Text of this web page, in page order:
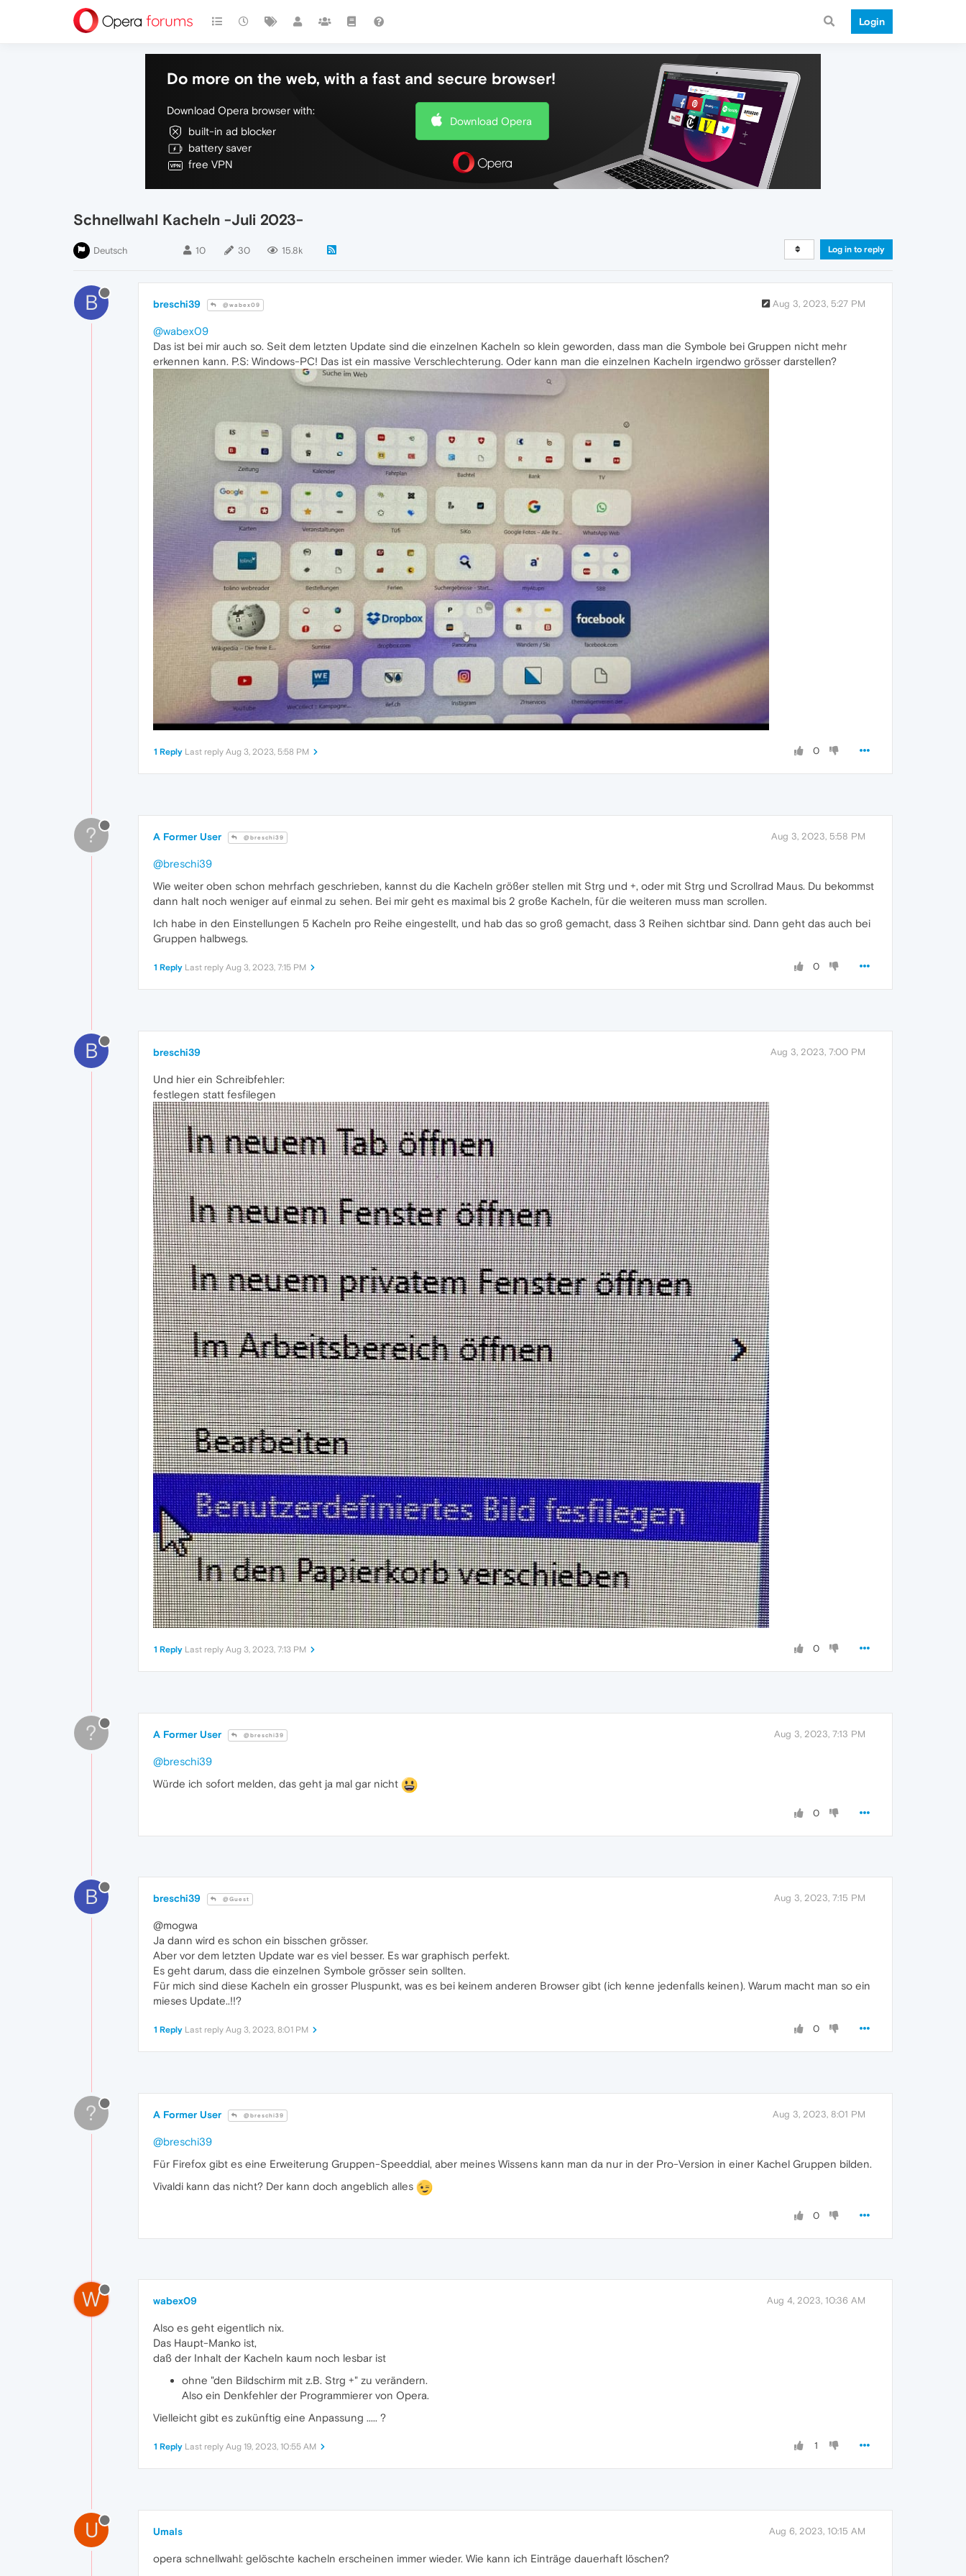
Login
Do more on the web, with a fast and secure browser!
Download Opera browser with:
built-in ad blocker
battery saver
free VPN
Download Opera
Schnellwahl Kacheln -Juli 2023-
Deutsch 10 30 15.8k Log in to reply
B breschi39 @wabex09 Aug 3, 2023, 5:27 PM
@wabex09
Das ist bei mir auch so. Seit dem letzten Update sind die einzelnen Kacheln so klein geworden, dass man die Symbole bei Gruppen nicht mehr
erkennen kann. P.S: Windows-PC! Das ist ein massive Verschlechterung. Oder kann man die einzelnen Kacheln irgendwo grösser darstellen?
0
1 Reply Last reply Aug 3, 2023, 5:58 PM
? A Former User @breschi39 Aug 3, 2023, 5:58 PM
@breschi39
Wie weiter oben schon mehrfach geschrieben, kannst du die Kacheln größer stellen mit Strg und +, oder mit Strg und Scrollrad Maus. Du bekommst
dann halt noch weniger auf einmal zu sehen. Bei mir geht es maximal bis 2 große Kacheln, für die weiteren muss man scrollen.
Ich habe in den Einstellungen 5 Kacheln pro Reihe eingestellt, und hab das so groß gemacht, dass 3 Reihen sichtbar sind. Dann geht das auch bei
Gruppen halbwegs.
0
1 Reply Last reply Aug 3, 2023, 7:15 PM
B breschi39 Aug 3, 2023, 7:00 PM
Und hier ein Schreibfehler:
festlegen statt fesfilegen
0
1 Reply Last reply Aug 3, 2023, 7:13 PM
? A Former User @breschi39 Aug 3, 2023, 7:13 PM
@breschi39
Würde ich sofort melden, das geht ja mal gar nicht
0
B breschi39 @Guest Aug 3, 2023, 7:15 PM
@mogwa
Ja dann wird es schon ein bisschen grösser.
Aber vor dem letzten Update war es viel besser. Es war graphisch perfekt.
Es geht darum, dass die einzelnen Symbole grösser sein sollten.
Für mich sind diese Kacheln ein grosser Pluspunkt, was es bei keinem anderen Browser gibt (ich kenne jedenfalls keinen). Warum macht man so ein
mieses Update..!!?
0
1 Reply Last reply Aug 3, 2023, 8:01 PM
? A Former User @breschi39 Aug 3, 2023, 8:01 PM
@breschi39
Für Firefox gibt es eine Erweiterung Gruppen-Speeddial, aber meines Wissens kann man da nur in der Pro-Version in einer Kachel Gruppen bilden.
Vivaldi kann das nicht? Der kann doch angeblich alles
0
W wabex09 Aug 4, 2023, 10:36 AM
Also es geht eigentlich nix.
Das Haupt-Manko ist,
daß der Inhalt der Kacheln kaum noch lesbar ist
ohne "den Bildschirm mit z.B. Strg +" zu verändern.
Also ein Denkfehler der Programmierer von Opera.
Vielleicht gibt es zukünftig eine Anpassung ..... ?
1
1 Reply Last reply Aug 19, 2023, 10:55 AM
U Umals Aug 6, 2023, 10:15 AM
opera schnellwahl: gelöschte kacheln erscheinen immer wieder. Wie kann ich Einträge dauerhaft löschen?